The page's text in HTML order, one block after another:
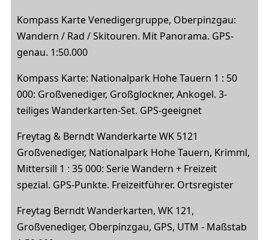
Kompass Karte Venedigergruppe, Oberpinzgau:
Wandern / Rad / Skitouren. Mit Panorama. GPS-
genau. 1:50.000
Kompass Karte: Nationalpark Hohe Tauern 1 : 50
000: Großvenediger, Großglockner, Ankogel. 3-
teiliges Wanderkarten-Set. GPS-geeignet
Freytag & Berndt Wanderkarte WK 5121
Großvenediger, Nationalpark Hohe Tauern, Krimml,
Mittersill 1 : 35 000: Serie Wandern + Freizeit
spezial. GPS-Punkte. Freizeitführer. Ortsregister
Freytag Berndt Wanderkarten, WK 121,
Großvenediger, Oberpinzgau, GPS, UTM - Maßstab